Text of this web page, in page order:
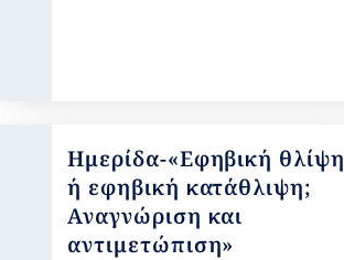
Ημερίδα-«Εφηβική θλίψη
ή εφηβική κατάθλιψη;
Αναγνώριση και
αντιμετώπιση»